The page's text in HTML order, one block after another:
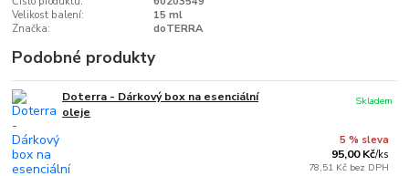
Velikost balení:
15 ml
Značka:
doTERRA
Podobné produkty
Doterra - Dárkový box na esenciální
oleje
5 % sleva
95,00 Kč/ks
78,51 Kč bez DPH
Skladem